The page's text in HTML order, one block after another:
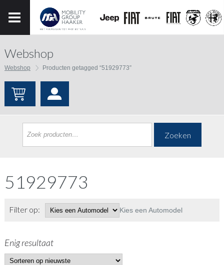
Webshop
Webshop Producten getagged “51929773”
Zoeken
51929773
Filter op: Kies een Automodel
Enig resultaat